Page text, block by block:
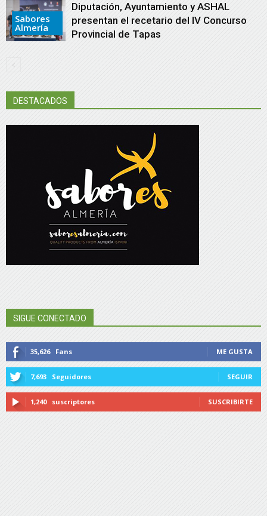
Sabores
Almería
Diputación, Ayuntamiento y ASHAL
presentan el recetario del IV Concurso
Provincial de Tapas
DESTACADOS
SIGUE CONECTADO
35,626 Fans ME GUSTA
7,693 Seguidores SEGUIR
1,240 suscriptores SUSCRIBIRTE